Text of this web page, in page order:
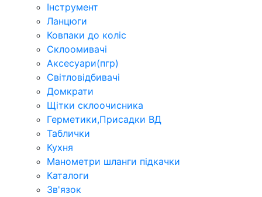
Інструмент
Ланцюги
Ковпаки до коліс
Склоомивачі
Аксесуари(пгр)
Світловідбивачі
Домкрати
Щітки склоочисника
Герметики,Присадки ВД
Таблички
Кухня
Манометри шланги підкачки
Каталоги
Зв'язок